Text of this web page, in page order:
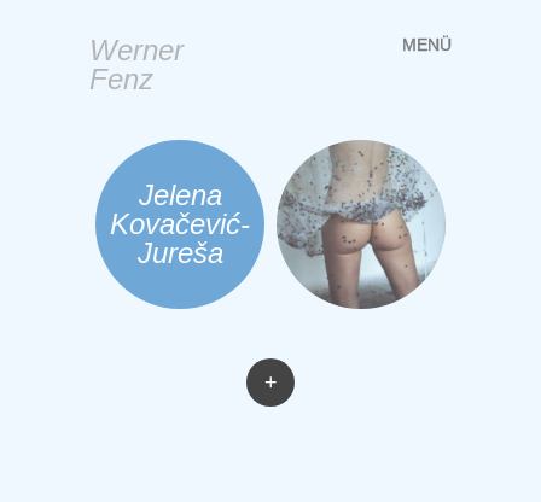
Werner
Fenz
MENÜ
Springe
zum
Jelena
Kovačević-
Jureša
+